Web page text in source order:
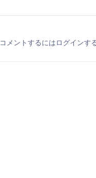
コメントするにはログインす